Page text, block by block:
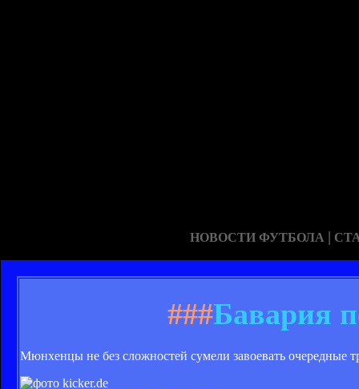
НОВОСТИ ФУТБОЛА |
###Бавария
Мюнхенцы не без сложностей сумели завоевать очередные